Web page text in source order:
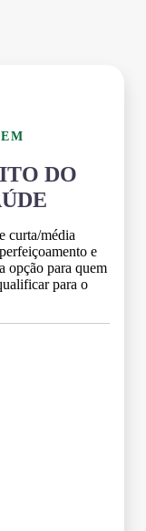
DO
curta/média
e
opção para quem
para o